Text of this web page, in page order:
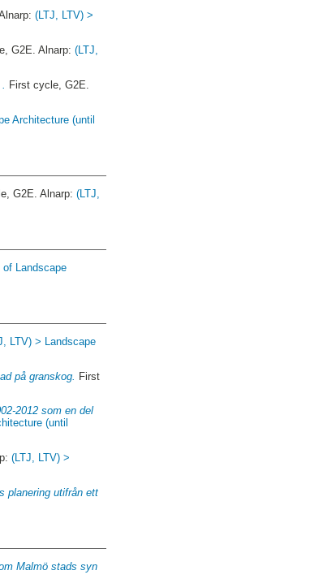
(LTJ, LTV) >
G2E. Alnarp:(LTJ,
First cycle, G2E.
Architecture (until
G2E. Alnarp:(LTJ,
of Landscape
LTV) > Landscape
på granskog. First
2012 som en del
(until
(LTJ, LTV) >
planering utifrån ett
Malmö stads syn